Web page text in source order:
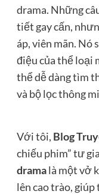
drama. Những
tiết gay cấn,
áp, viên mãn. Nó
điệu của thể loại
thể dễ dàng tìm
và bộ lọc thông
Với tôi, Blog
chiếu phim” tư
dramalà một vở
lên cao trào,